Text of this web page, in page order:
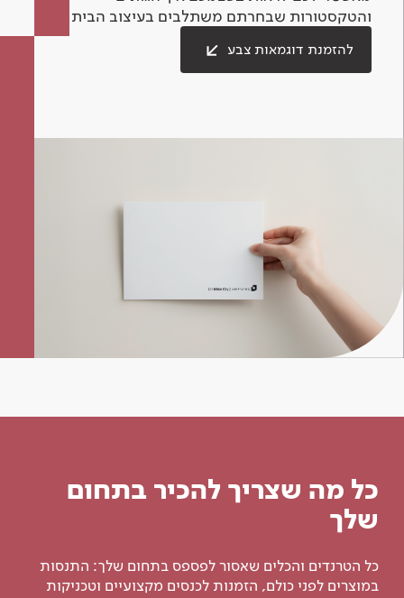
והטקסטורות שבחרתם משתלבים בעיצוב הבית.
להזמנת דוגמאות צבע
כל מה שצריך להכיר בתחום
שלך
כל הטרנדים והכלים שאסור לפספס בתחום שלך: התנסות
במוצרים לפני כולם, הזמנות לכנסים מקצועיים וטכניקות